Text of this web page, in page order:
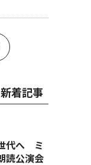
着記事
代へ ミ
読公演会